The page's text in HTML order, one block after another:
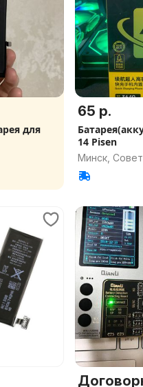
для
65 р.
14 Pisen
Минск,